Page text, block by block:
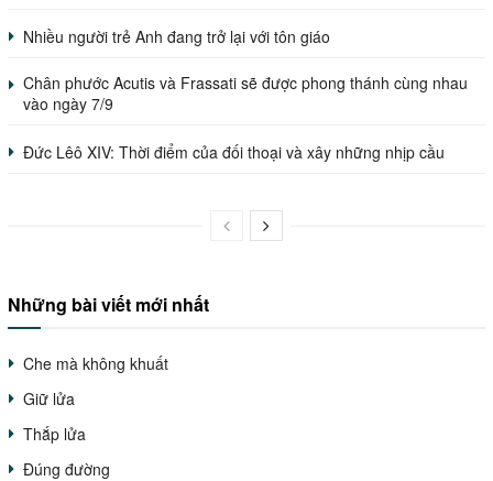
Nhiều người trẻ Anh đang trở lại với tôn giáo
Chân phước Acutis và Frassati sẽ được phong thánh cùng nhau
vào ngày 7/9
Đức Lêô XIV: Thời điểm của đối thoại và xây những nhịp cầu
Những bài viết mới nhất
Che mà không khuất
Giữ lửa
Thắp lửa
Đúng đường